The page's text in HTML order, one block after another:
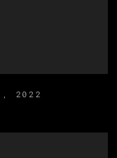
, 2022